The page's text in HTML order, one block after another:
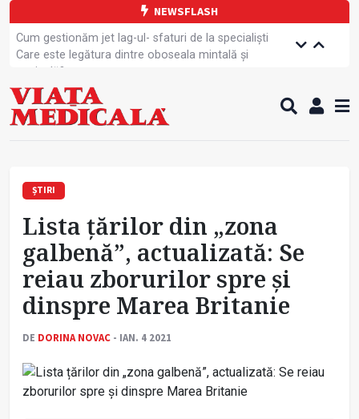
NEWSFLASH
Cum gestionăm jet lag-ul- sfaturi de la specialiști
Care este legătura dintre oboseala mintală și
caniculă?
Campanie de prevenție dedicată sportivelor
Un nou studiu pentru testarea unui vaccin împotriva
tulpinei Bundibugyo a virusului Ebola
sănătate
Demersuri pentru acces transfrontalier la date
Contractul cadru ar putea fi modificat
Comercializarea unor medicamente, blocată
temporar
ȘTIRI
Lista țărilor din „zona
galbenă”, actualizată: Se
reiau zborurilor spre și
dinspre Marea Britanie
DE DORINA NOVAC - IAN. 4 2021